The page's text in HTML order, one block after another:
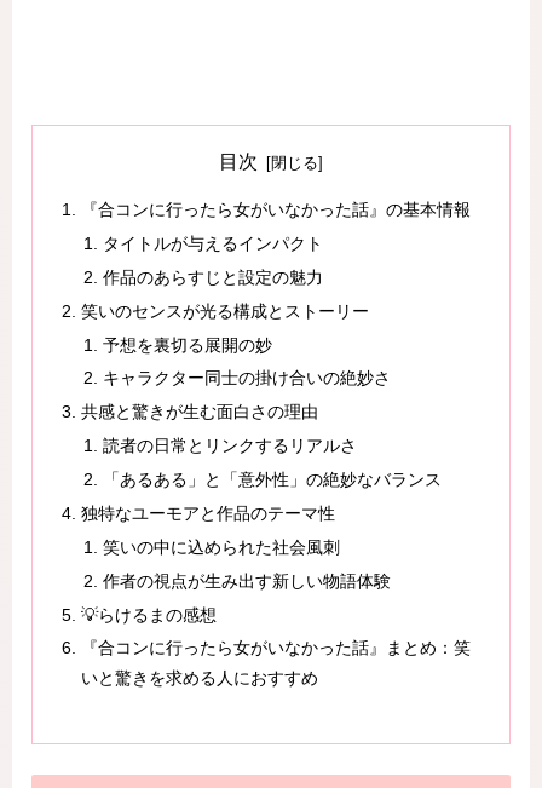
目次
『合コンに行ったら女がいなかった話』の基本情報
タイトルが与えるインパクト
作品のあらすじと設定の魅力
笑いのセンスが光る構成とストーリー
予想を裏切る展開の妙
キャラクター同士の掛け合いの絶妙さ
共感と驚きが生む面白さの理由
読者の日常とリンクするリアルさ
「あるある」と「意外性」の絶妙なバランス
独特なユーモアと作品のテーマ性
笑いの中に込められた社会風刺
作者の視点が生み出す新しい物語体験
💡らけるまの感想
『合コンに行ったら女がいなかった話』まとめ：笑
いと驚きを求める人におすすめ